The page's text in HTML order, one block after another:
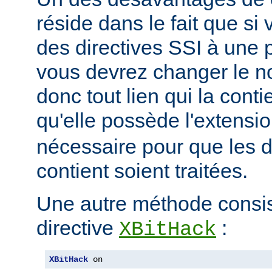
réside dans le fait que si
des directives SSI à une
vous devrez changer le
donc tout lien qui la
qu'elle possède
nécessaire pour que les
contient soient traitées.
Une autre méthode
directive XBitHack :
XBitHack on